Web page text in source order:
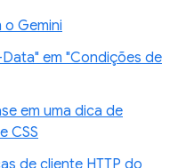
Gemini
em "Condições de
em uma dica de
CSS
de cliente HTTP do